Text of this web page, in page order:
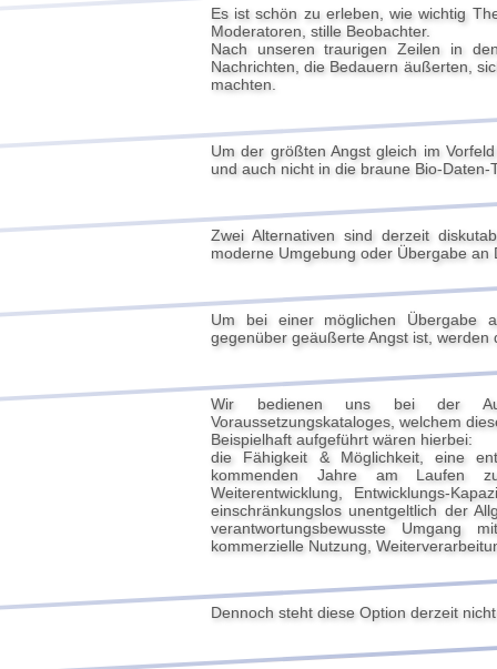
Es ist schön zu erleben, wie wichtig
Moderatoren, stille Beobachter.
Nach unseren traurigen Zeilen in
Nachrichten, die Bedauern äußerten,
machten.
Um der größten Angst gleich im
und auch nicht in die braune Bio-Daten-
Zwei Alternativen sind derzeit
moderne Umgebung oder Übergabe an
Um bei einer möglichen Übergabe
gegenüber geäußerte Angst ist,
Wir bedienen uns bei der
Voraussetzungskataloges, welchem
Beispielhaft aufgeführt wären hierbei:
die Fähigkeit & Möglichkeit, eine
kommenden Jahre am Laufen
Weiterentwicklung, Entwicklungs-
einschränkungslos unentgeltlich der
verantwortungsbewusste Umgang
kommerzielle Nutzung,
Dennoch steht diese Option derzeit